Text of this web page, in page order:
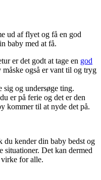
ud af flyet og få en god
baby med at få.
er det godt at tage en god
måske også er vant til og tryg
og undersøge ting.
er på ferie og det er den
kommer til at nyde det på.
du kender din baby bedst og
situationer. Det kan dermed
virke for alle.